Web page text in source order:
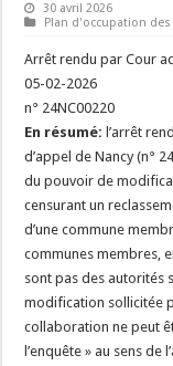
30 avril 2026
Plan d'occupation
Arrêt rendu par Cour
05-02-2026
n° 24NC00220
En résumé: l’arrêt
d’appel de Nancy (n°
du pouvoir de
censurant un
d’une commune
communes membres,
sont pas des autorités
modification sollicitée
collaboration ne peut
l’enquête » au sens de